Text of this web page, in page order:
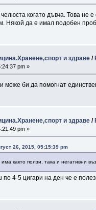
когато дъвча. Това не
Някой да е имал подобен
и здраве /
pm »
може би да помогнат
и здраве /
pm »
26, 2015, 05:15:39 pm
както ползи, така и негативни
4-5 цигари на ден че е